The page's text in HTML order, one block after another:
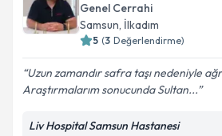
Genel Cerrahi
Samsun, İlkadım
5 (3 Değerlendirme)
Uzun zamandır safra taşı nedeniyle
Araştırmalarım sonucunda Sultan...
Liv Hospital Samsun Hastanesi